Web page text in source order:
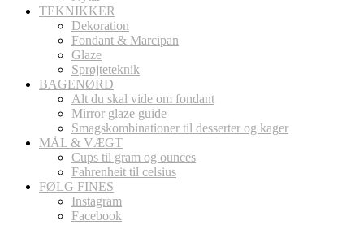
TEKNIKKER
Dekoration
Fondant & Marcipan
Glaze
Sprøjteteknik
BAGENØRD
Alt du skal vide om fondant
Mirror glaze guide
Smagskombinationer til desserter og kager
MÅL & VÆGT
Cups til gram og ounces
Fahrenheit til celsius
FØLG FINES
Instagram
Facebook